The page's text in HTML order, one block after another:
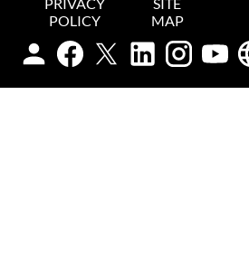
POLICY
MAP